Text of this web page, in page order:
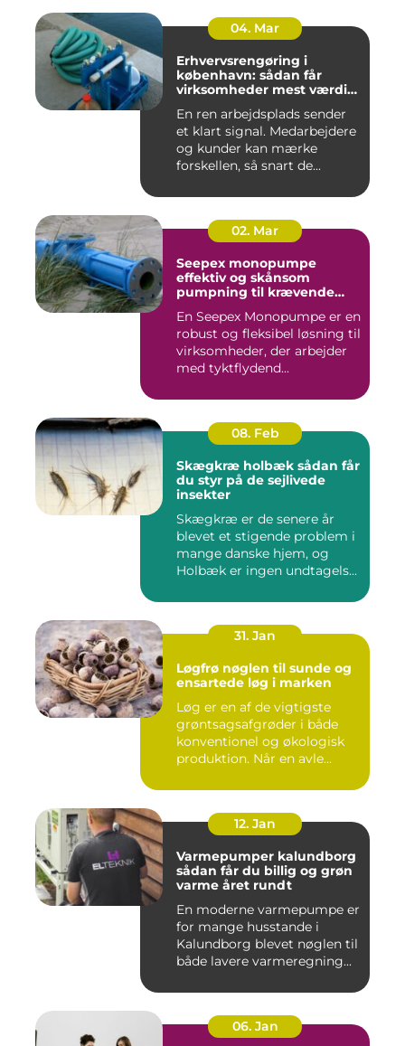
04. Mar
Erhvervsrengøring i
københavn: sådan får
virksomheder mest værdi
En ren arbejdsplads sender
et klart signal. Medarbejdere
og kunder kan mærke
forskellen, så snart de...
02. Mar
Seepex monopumpe
effektiv og skånsom
pumpning til krævende
En Seepex Monopumpe er en
robust og fleksibel løsning til
virksomheder, der arbejder
med tyktflydend...
08. Feb
Skægkræ holbæk sådan får
du styr på de sejlivede
insekter
Skægkræ er de senere år
blevet et stigende problem i
mange danske hjem, og
Holbæk er ingen undtagels...
31. Jan
Løgfrø nøglen til sunde og
ensartede løg i marken
Løg er en af de vigtigste
grøntsagsafgrøder i både
konventionel og økologisk
produktion. Når en avle...
12. Jan
Varmepumper kalundborg
sådan får du billig og grøn
varme året rundt
En moderne varmepumpe er
for mange husstande i
Kalundborg blevet nøglen til
både lavere varmeregning...
06. Jan